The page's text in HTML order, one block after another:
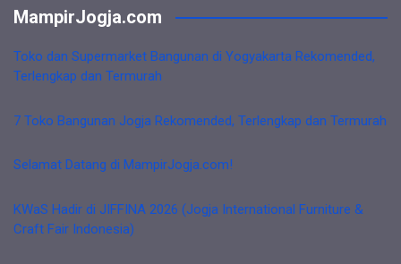
MampirJogja.com
Toko dan Supermarket Bangunan di Yogyakarta Rekomended,
Terlengkap dan Termurah
7 Toko Bangunan Jogja Rekomended, Terlengkap dan Termurah
Selamat Datang di MampirJogja.com!
KWaS Hadir di JIFFINA 2026 (Jogja International Furniture &
Craft Fair Indonesia)